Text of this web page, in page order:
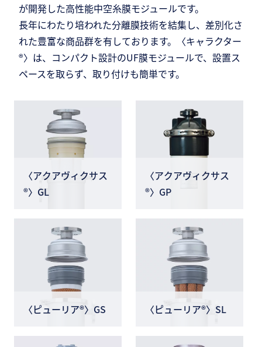
が開発した高性能中空糸膜モジュールです。
長年にわたり培われた分離膜技術を結集し、差別化さ
れた豊富な商品群を有しております。〈キャラクター
®〉は、コンパクト設計のUF膜モジュールで、設置ス
ペースを取らず、取り付けも簡単です。
〈アクアヴィクサス
®〉GL
〈アクアヴィクサス
®〉GP
〈ピューリア®〉GS 〈ピューリア®〉SL